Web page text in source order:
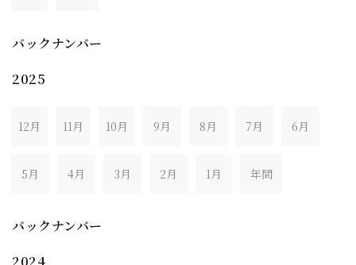
バックナンバー
2025
12月 11月 10月 9月 8月 7月 6月
5月 4月 3月 2月 1月 年間
バックナンバー